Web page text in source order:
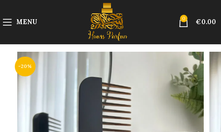
MENU 0 €0.00
-20%